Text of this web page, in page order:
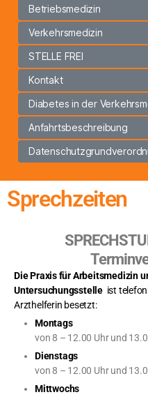
Betriebsmedizin
Verkehrsmedizin
STELLE FREI
Kontakt
Diabetes in der
Anfahrtsbeschreibung
Sprechzeiten
Die Praxis für Arbeitsmedizin
Untersuchungsstelle ist
Arzthelferin besetzt:
Montags
von 8 – 12.00 Uhr und
Dienstags
von 8 – 12.00 Uhr und
Mittwochs